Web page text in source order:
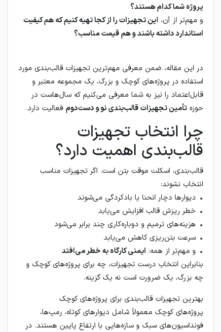
پروژه شما کدام هستند؟
و مهم‌تر از آن، این تجهیزات را از کجا تهیه کنیم که هم کیفیت
استاندارد داشته باشند و هم قیمت مناسب؟
در این مقاله، ضمن معرفی مهم‌ترین تجهیزات قالب‌بندی مورد
استفاده در پروژه‌های کوچک و بزرگ، یک مجموعه معتبر و
قابل‌اعتماد را نیز به شما معرفی می‌کنیم که سال‌هاست در
حوزه تأمین تجهیزات قالب‌بندی نو و دست‌دوم فعالیت دارد.
چرا انتخاب تجهیزات
قالب‌بندی اهمیت دارد؟
قالب‌بندی، اسکلت موقت بتن است. اگر تجهیزات مناسب
انتخاب نشوند:
• دیوارها دچار انحنا یا بادکردگی می‌شوند
• خطر ریزش قالب افزایش می‌یابد
• هزینه‌های ترمیم و دوباره‌کاری چند برابر می‌شود
• سرعت بتن‌ریزی کاهش می‌یابد
• و مهم‌تر از همه: ایمنی کارگاه به خطر می‌افتد
بنابراین انتخاب درست تجهیزات، چه برای پروژه‌های کوچک و
چه بزرگ، یک ضرورت است نه یک گزینه.
بهترین تجهیزات قالب‌بندی برای پروژه‌های کوچک
پروژه‌های کوچک معمولاً شامل دیوارهای کوتاه، رمپ‌ها،
فونداسیون‌های سبک و سازه‌هایی با ارتفاع پایین هستند. در